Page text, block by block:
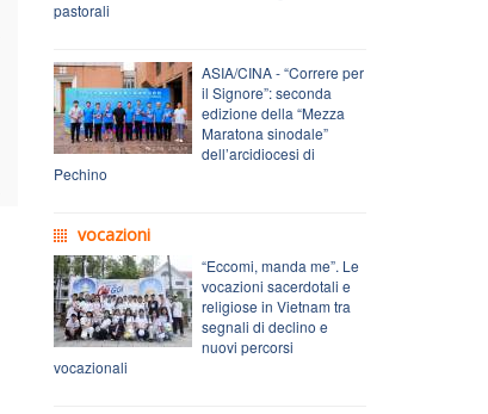
pastorali
ASIA/CINA - “Correre per
il Signore”: seconda
edizione della “Mezza
Maratona sinodale”
dell’arcidiocesi di
Pechino
vocazioni
“Eccomi, manda me”. Le
vocazioni sacerdotali e
religiose in Vietnam tra
segnali di declino e
nuovi percorsi
vocazionali